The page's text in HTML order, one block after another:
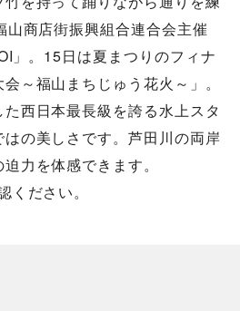
山商店街振興組合連合会主催
」。15日は夏まつりのフィナ
～福山まちじゅう花火～」。
西日本最長級を誇る水上スタ
の美しさです。芦田川の両岸
力を体感できます。
ださい。